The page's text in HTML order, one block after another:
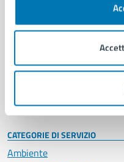
Enti e fondazioni
Personale amministrativo
Intranet, posta aziendale e
CATEGORIE DI SERVIZIO
Ambiente